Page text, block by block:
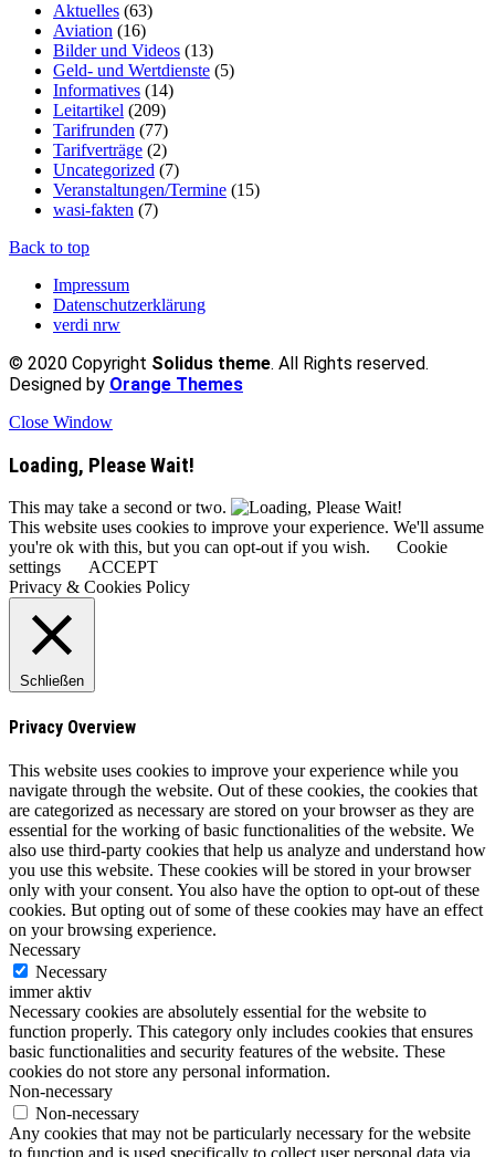
Aktuelles (63)
Aviation (16)
Bilder und Videos (13)
Geld- und Wertdienste (5)
Informatives (14)
Leitartikel (209)
Tarifrunden (77)
Tarifverträge (2)
Uncategorized (7)
Veranstaltungen/Termine (15)
wasi-fakten (7)
Back to top
Impressum
Datenschutzerklärung
verdi nrw
© 2020 Copyright Solidus theme. All Rights reserved.
Designed by Orange Themes
Close Window
Loading, Please Wait!
This may take a second or two.
This website uses cookies to improve your experience. We'll assume
you're ok with this, but you can opt-out if you wish.
Cookie
settings
ACCEPT
Privacy & Cookies Policy
Schließen
Privacy Overview
This website uses cookies to improve your experience while you
navigate through the website. Out of these cookies, the cookies that
are categorized as necessary are stored on your browser as they are
essential for the working of basic functionalities of the website. We
also use third-party cookies that help us analyze and understand how
you use this website. These cookies will be stored in your browser
only with your consent. You also have the option to opt-out of these
cookies. But opting out of some of these cookies may have an effect
on your browsing experience.
Necessary
Necessary
immer aktiv
Necessary cookies are absolutely essential for the website to
function properly. This category only includes cookies that ensures
basic functionalities and security features of the website. These
cookies do not store any personal information.
Non-necessary
Non-necessary
Any cookies that may not be particularly necessary for the website
to function and is used specifically to collect user personal data via